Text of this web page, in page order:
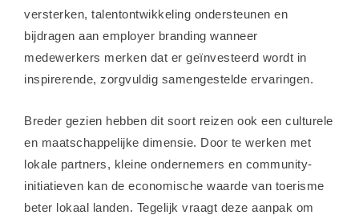
versterken, talentontwikkeling ondersteunen en
bijdragen aan employer branding wanneer
medewerkers merken dat er geïnvesteerd wordt in
inspirerende, zorgvuldig samengestelde ervaringen.
Breder gezien hebben dit soort reizen ook een culturele
en maatschappelijke dimensie. Door te werken met
lokale partners, kleine ondernemers en community-
initiatieven kan de economische waarde van toerisme
beter lokaal landen. Tegelijk vraagt deze aanpak om